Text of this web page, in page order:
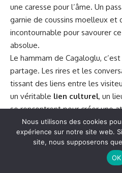
une caresse pour l’âme. Un
garnie de coussins moelleux et
incontournable pour savourer
absolue.
Le hammam de Cagaloglu,
partage. Les rires et les
tissant des liens entre les
un véritable lien culturel, un
se rencontrent pour créer une
accueillante. Chaque visite
d’histoires partagées, une
cœur des voyageurs.
Conseils pour profiter
Nous utilisons des cookies
expérience sur notre site web.
site, nous supposerons
OK